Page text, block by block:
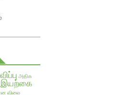
அதிக
இயற்கை
விலை